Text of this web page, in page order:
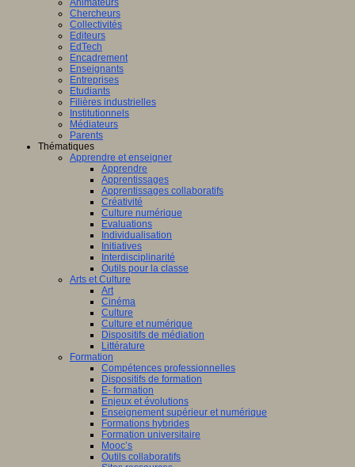
Animateurs
Chercheurs
Collectivités
Editeurs
EdTech
Encadrement
Enseignants
Entreprises
Etudiants
Filières industrielles
Institutionnels
Médiateurs
Parents
Thématiques
Apprendre et enseigner
Apprendre
Apprentissages
Apprentissages collaboratifs
Créativité
Culture numérique
Evaluations
Individualisation
Initiatives
Interdisciplinarité
Outils pour la classe
Arts et Culture
Art
Cinéma
Culture
Culture et numérique
Dispositifs de médiation
Littérature
Formation
Compétences professionnelles
Dispositifs de formation
E- formation
Enjeux et évolutions
Enseignement supérieur et numérique
Formations hybrides
Formation universitaire
Mooc’s
Outils collaboratifs